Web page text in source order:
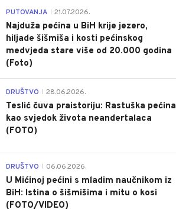
PUTOVANJA 21.07.2026.
Najduža pećina u BiH krije jezero,
hiljade šišmiša i kosti pećinskog
medvjeda stare više od 20.000 godina
(Foto)
DRUŠTVO 28.06.2026.
Teslić čuva praistoriju: Rastuška pećina
kao svjedok života neandertalaca
(FOTO)
DRUŠTVO 06.06.2026.
U Mićinoj pećini s mladim naučnikom iz
BiH: Istina o šišmišima i mitu o kosi
(FOTO/VIDEO)